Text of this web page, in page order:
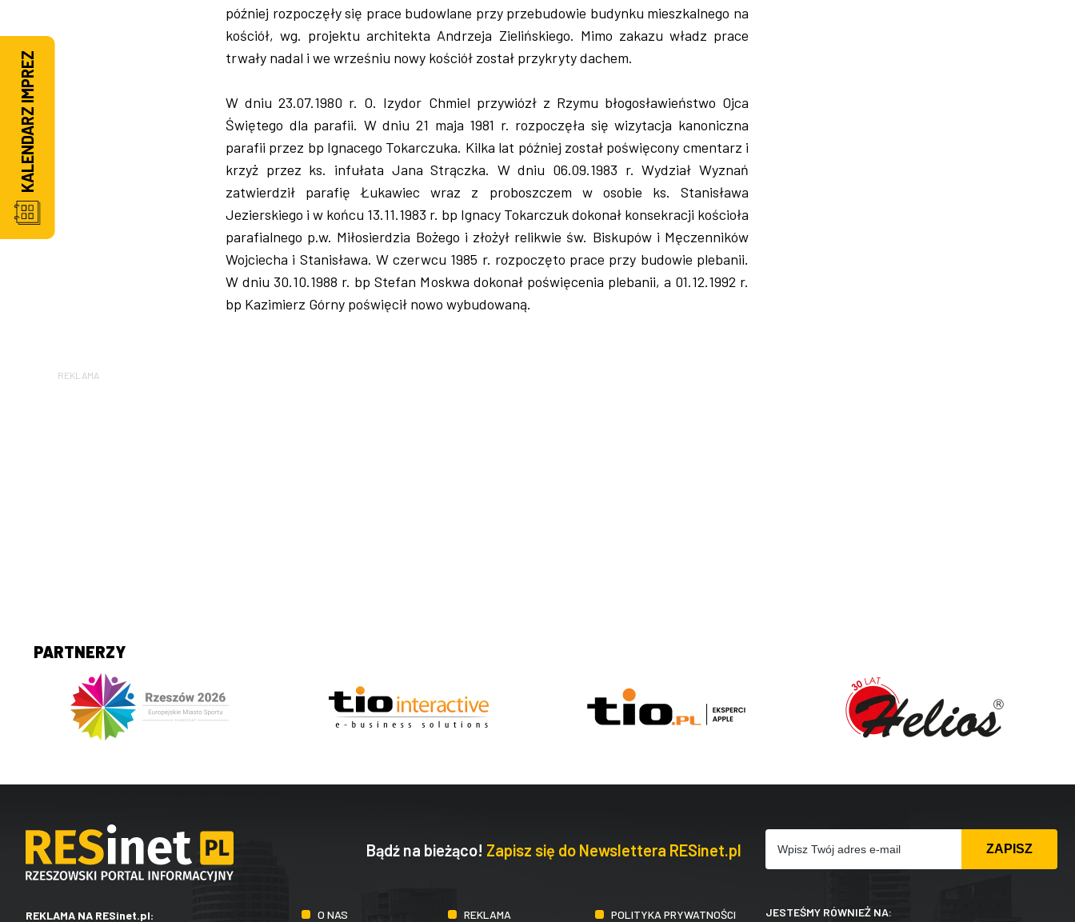
później rozpoczęły się prace budowlane przy przebudowie budynku mieszkalnego na
kościół, wg. projektu architekta Andrzeja Zielińskiego. Mimo zakazu władz prace
trwały nadal i we wrześniu nowy kościół został przykryty dachem.
W dniu 23.07.1980 r. O. Izydor Chmiel przywiózł z Rzymu błogosławieństwo Ojca
Świętego dla parafii. W dniu 21 maja 1981 r. rozpoczęła się wizytacja kanoniczna
parafii przez bp Ignacego Tokarczuka. Kilka lat później został poświęcony cmentarz i
krzyż przez ks. infułata Jana Strączka. W dniu 06.09.1983 r. Wydział Wyznań
zatwierdził parafię Łukawiec wraz z proboszczem w osobie ks. Stanisława
Jezierskiego i w końcu 13.11.1983 r. bp Ignacy Tokarczuk dokonał konsekracji kościoła
parafialnego p.w. Miłosierdzia Bożego i złożył relikwie św. Biskupów i Męczenników
Wojciecha i Stanisława. W czerwcu 1985 r. rozpoczęto prace przy budowie plebanii.
W dniu 30.10.1988 r. bp Stefan Moskwa dokonał poświęcenia plebanii, a 01.12.1992 r.
bp Kazimierz Górny poświęcił nowo wybudowaną.
REKLAMA
PARTNERZY
REKLAMA NA RESinet.pl:
Bądź na bieżąco! Zapisz się do Newslettera RESinet.pl
O NAS REKLAMA POLITYKA PRYWATNOŚCI JESTEŚMY RÓWNIEŻ NA:
KALENDARZ IMPREZ